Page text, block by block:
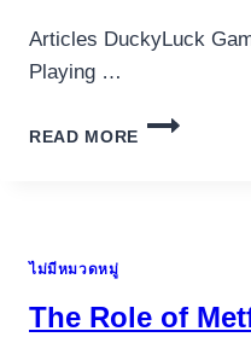
Articles DuckyLuck
Playing …
READ MORE
CHOOSING
SIZZLING
ไม่มีหมวดหมู่
The Role of